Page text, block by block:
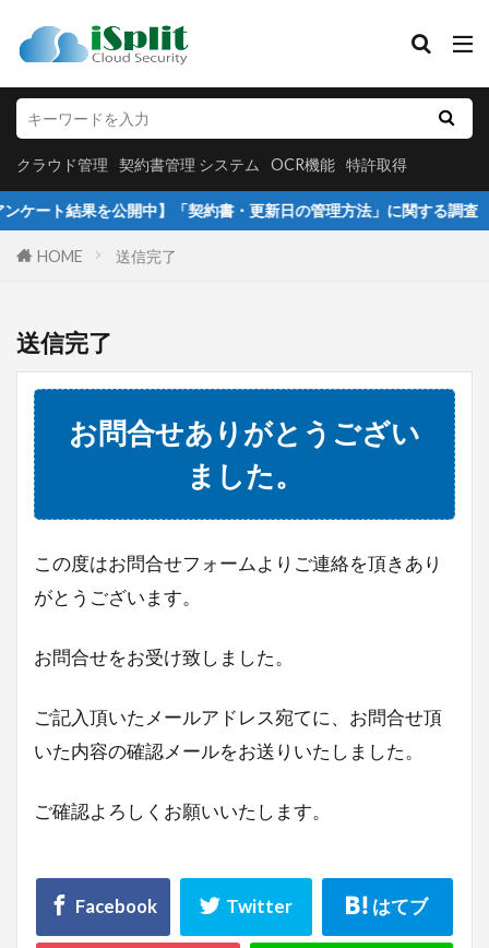
クラウド管理 契約書管理 システム OCR機能 特許取得
ト結果を公開中】「契約書・更新日の管理方法」に関する調査
HOME 送信完了
送信完了
お問合せありがとうござい
ました。
この度はお問合せフォームよりご連絡を頂きあり
がとうございます。
お問合せをお受け致しました。
ご記入頂いたメールアドレス宛てに、お問合せ頂
いた内容の確認メールをお送りいたしました。
ご確認よろしくお願いいたします。
クラウド管理 契約書管理 システム
特許取得
カテゴリー
データベース化
データ共有
プレスリリース
メンバー追加
不動産業界活用事例
個人情報の管理
契約書管理